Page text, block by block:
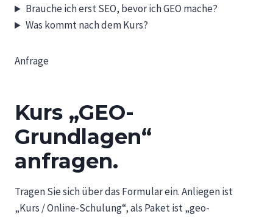
Brauche ich erst SEO, bevor ich GEO mache?
Was kommt nach dem Kurs?
Anfrage
Kurs „GEO-
Grundlagen“
anfragen.
Tragen Sie sich über das Formular ein. Anliegen ist
„Kurs / Online-Schulung“, als Paket ist „geo-